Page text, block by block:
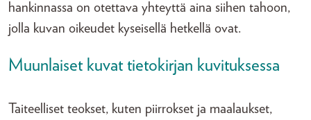
hankinnassa on otettava yhteyttä aina siihen tahoon,
jolla kuvan oikeudet kyseisellä hetkellä ovat.
Muunlaiset kuvat tietokirjan kuvituksessa
Taiteelliset teokset, kuten piirrokset ja maalaukset,